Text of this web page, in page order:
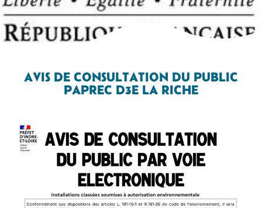
AVIS DE CONSULTATION DU PUBLIC
PAPREC D3E LA RICHE